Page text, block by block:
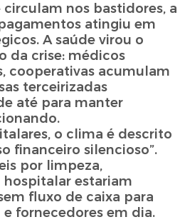
nos bastidores, a
atingiu em
A saúde virou o
da crise: médicos
cooperativas acumulam
terceirizadas
até para manter
o clima é descrito
financeiro silencioso”.
por limpeza,
estariam
fluxo de caixa para
fornecedores em dia.